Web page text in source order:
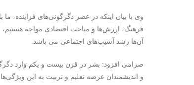
وی با بیان اینکه در عصر دگرگونی‌های
فرهنگ، ارزش‌ها و مباحث اقتصادی مواجه هستیم،
آن‌ها رشد آسیب‌های اجتماعی می باشد.
صرامی افزود: بشر در قرن بیست و یکم وارد
و اندیشمندان عرصه تعلیم و تربیت به این